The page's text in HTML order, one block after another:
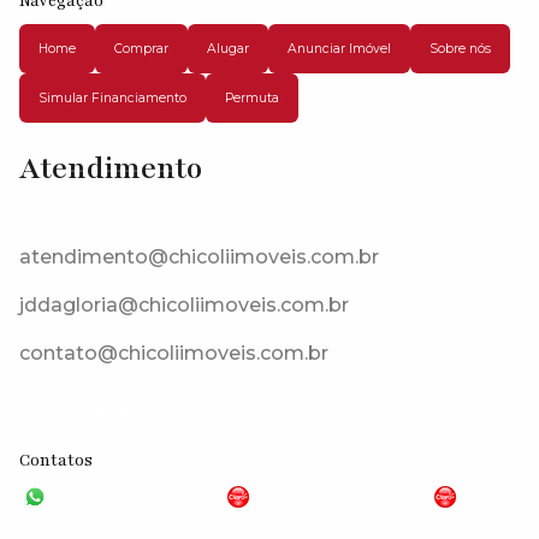
Home Comprar Alugar Anunciar Imóvel Sobre nós
Simular Financiamento Permuta
Atendimento
atendimento@chicoliimoveis.com.br
jddagloria@chicoliimoveis.com.br
contato@chicoliimoveis.com.br
Contatos